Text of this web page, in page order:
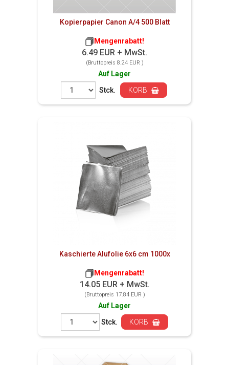
Kopierpapier Canon A/4 500 Blatt
Mengenrabatt!
6.49 EUR + MwSt.
(Bruttopreis 8.24 EUR )
Auf Lager
Stck.
KORB
Kaschierte Alufolie 6x6 cm 1000x
Mengenrabatt!
14.05 EUR + MwSt.
(Bruttopreis 17.84 EUR )
Auf Lager
Stck.
KORB